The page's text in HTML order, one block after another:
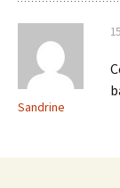
Sandrine